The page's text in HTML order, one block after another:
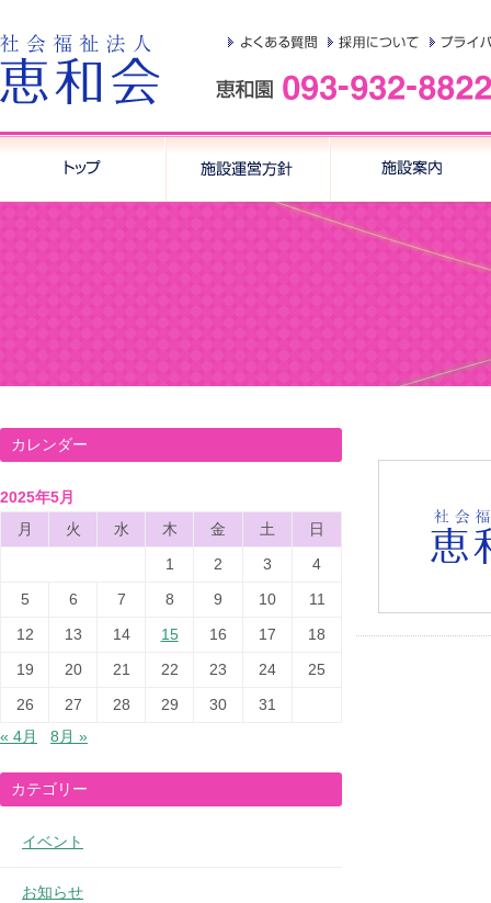
カレンダー
2025年5月
月
火 水 木 金 土
日
1
2 3
4
5
6 7 8 9 10
11
12
13 14 15 16 17
18
19
20 21 22 23 24
25
26
27 28 29 30
31
« 4月
8月 »
カテゴリー
イベント
お知らせ